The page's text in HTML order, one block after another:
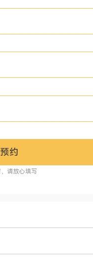
约
请放心填写